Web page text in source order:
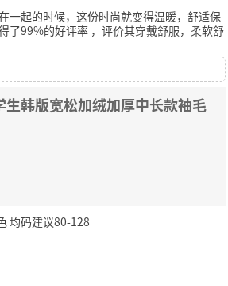
一起的时候，这份时尚就变得温暖，舒适保
了99%的好评率 ，评价其穿戴舒服，柔软舒
韩版宽松加绒加厚中长款袖毛
均码建议80-128